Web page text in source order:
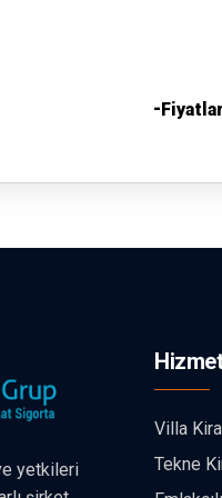
-
yetkileri
Villa
Tekne